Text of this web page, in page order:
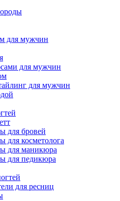
для мужчин
для мужчин
для мужчин
для бровей
для косметолога
для маникюра
для педикюра
для ресниц